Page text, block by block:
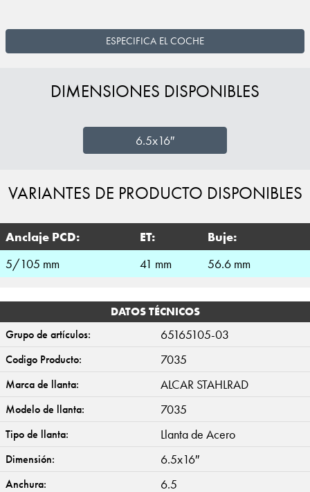
ESPECIFICA EL COCHE
DIMENSIONES DISPONIBLES
6.5x16″
VARIANTES DE PRODUCTO DISPONIBLES
Anclaje PCD: ET:
Buje:
5/105 mm
41 mm 56.6 mm
DATOS TÉCNICOS
Grupo de artículos:
65165105-03
Codigo Producto: 7035
Marca de llanta: ALCAR STAHLRAD
Modelo de llanta: 7035
Tipo de llanta: Llanta de Acero
Dimensión: 6.5x16″
Anchura: 6.5